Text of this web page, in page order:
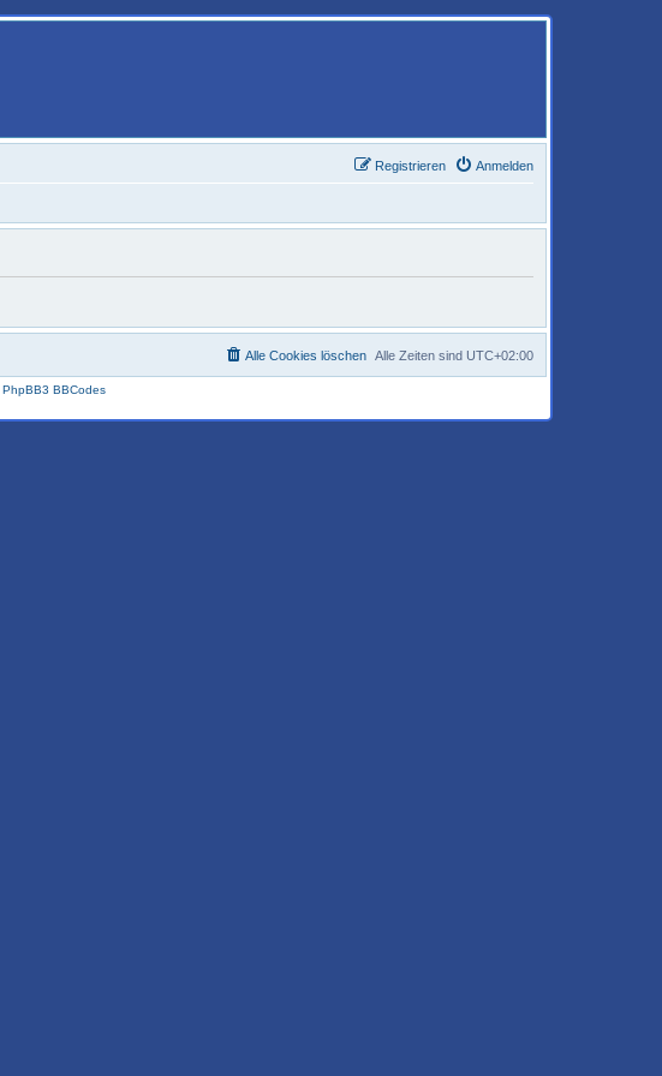
Anmelden
Registrieren
Alle Zeiten sind UTC+02:00
Alle Cookies löschen
PhpBB3 BBCodes